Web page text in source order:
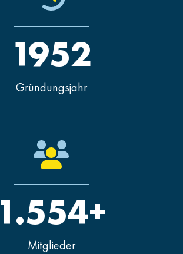
Gründungsjahr
1952
Mitglieder
1.554+